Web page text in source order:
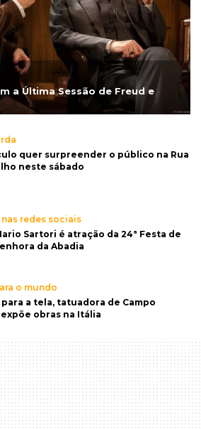
a Última Sessão de Freud e
quer surpreender o público na Rua
neste sábado
nas redes sociais
Sartori é atração da 24ª Festa de
da Abadia
o mundo
para a tela, tatuadora de Campo
obras na Itália